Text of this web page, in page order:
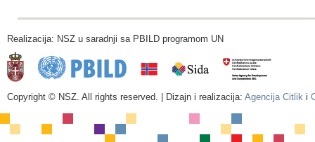
Realizacija: NSZ u saradnji sa PBILD programom UN
Copyright © NSZ. All rights reserved. | Dizajn i realizacija: Agencija Citlik i